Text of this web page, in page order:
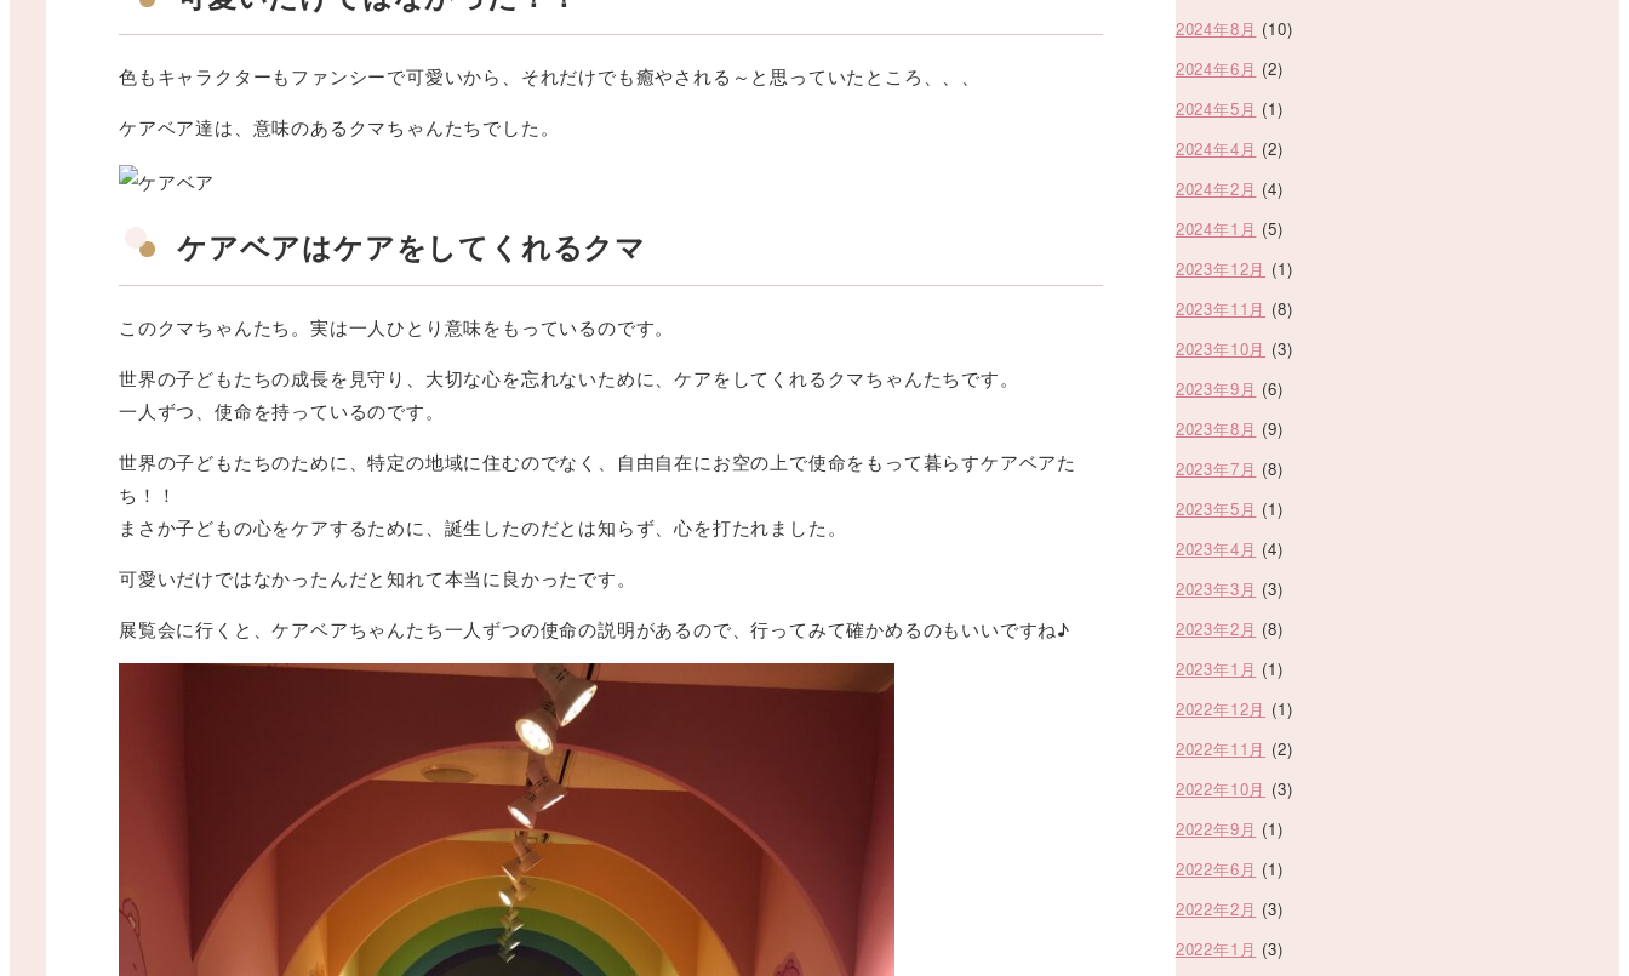
色もキャラクターもファンシーで可愛いから、それだけでも癒やされる～と思っていたところ、、、
ケアベア達は、意味のあるクマちゃんたちでした。
ケアベアはケアをしてくれるクマ
このクマちゃんたち。実は一人ひとり意味をもっているのです。
世界の子どもたちの成長を見守り、大切な心を忘れないために、ケアをしてくれるクマちゃんたちです。
一人ずつ、使命を持っているのです。
世界の子どもたちのために、特定の地域に住むのでなく、自由自在にお空の上で使命をもって暮らすケアベアた
ち！！
まさか子どもの心をケアするために、誕生したのだとは知らず、心を打たれました。
可愛いだけではなかったんだと知れて本当に良かったです。
展覧会に行くと、ケアベアちゃんたち一人ずつの使命の説明があるので、行ってみて確かめるのもいいですね♪
2024年8月 (10)
2024年6月 (2)
2024年5月 (1)
2024年4月 (2)
2024年2月 (4)
2024年1月 (5)
2023年12月 (1)
2023年11月 (8)
2023年10月 (3)
2023年9月 (6)
2023年8月 (9)
2023年7月 (8)
2023年5月 (1)
2023年4月 (4)
2023年3月 (3)
2023年2月 (8)
2023年1月 (1)
2022年12月 (1)
2022年11月 (2)
2022年10月 (3)
2022年9月 (1)
2022年6月 (1)
2022年2月 (3)
2022年1月 (3)